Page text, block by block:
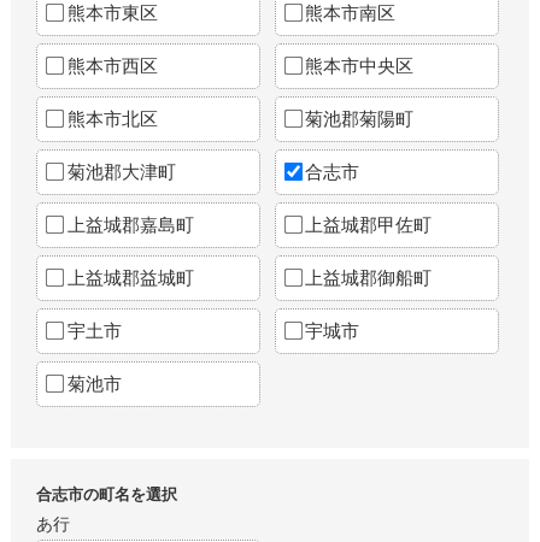
熊本市東区 熊本市南区
熊本市西区 熊本市中央区
熊本市北区 菊池郡菊陽町
菊池郡大津町 合志市
上益城郡嘉島町 上益城郡甲佐町
上益城郡益城町 上益城郡御船町
宇土市 宇城市
菊池市
合志市の町名を選択
あ行